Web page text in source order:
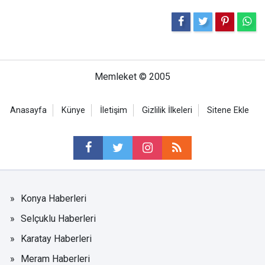
Memleket © 2005
Anasayfa Künye İletişim Gizlilik İlkeleri Sitene Ekle
Konya Haberleri
Selçuklu Haberleri
Karatay Haberleri
Meram Haberleri